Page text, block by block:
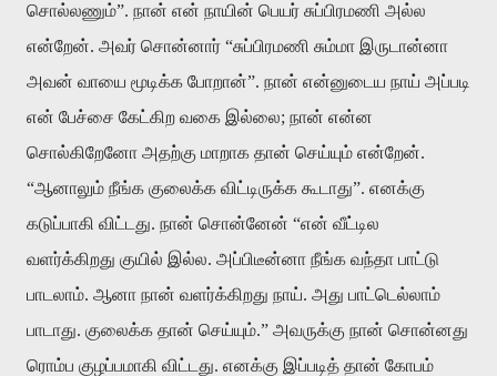
சொல்லணும்”. நான் என் நாயின் பெயர் சுப்பிரமணி அல்ல
என்றேன். அவர் சொன்னார் “சுப்பிரமணி சும்மா இருடான்னா
அவன் வாயை மூடிக்க போறான்”. நான் என்னுடைய நாய் அப்படி
என் பேச்சை கேட்கிற வகை இல்லை; நான் என்ன
சொல்கிறேனோ அதற்கு மாறாக தான் செய்யும் என்றேன்.
“ஆனாலும் நீங்க குலைக்க விட்டிருக்க கூடாது”. எனக்கு
கடுப்பாகி விட்டது. நான் சொன்னேன் “என் வீட்டில
வளர்க்கிறது குயில் இல்ல. அப்பிடீன்னா நீங்க வந்தா பாட்டு
பாடலாம். ஆனா நான் வளர்க்கிறது நாய். அது பாட்டெல்லாம்
பாடாது. குலைக்க தான் செய்யும்.” அவருக்கு நான் சொன்னது
ரொம்ப குழப்பமாகி விட்டது. எனக்கு இப்படித் தான் கோபம்